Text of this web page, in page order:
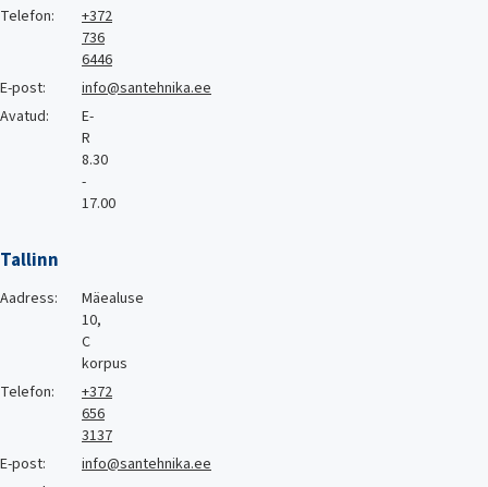
Telefon:
+372
736
6446
E-post:
info@santehnika.ee
Avatud:
E-
R
8.30
-
17.00
Tallinn
Aadress:
Mäealuse
10,
C
korpus
Telefon:
+372
656
3137
E-post:
info@santehnika.ee